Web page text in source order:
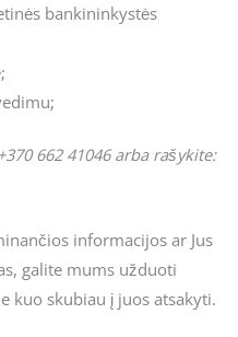
bankininkystės
662 41046 arba rašykite:
informacijos ar Jus
galite mums užduoti
kuo skubiau į juos atsakyti.